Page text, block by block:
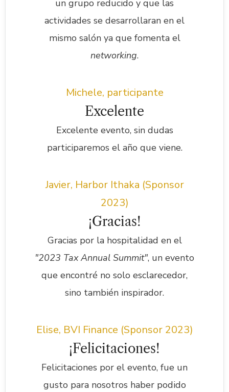
un grupo reducido y que las
actividades se desarrollaran en el
mismo salón ya que fomenta el
networking.
Michele, participante
Excelente
Excelente evento, sin dudas
participaremos el año que viene.
Javier, Harbor Ithaka (Sponsor
2023)
¡Gracias!
Gracias por la hospitalidad en el
"2023 Tax Annual Summit", un evento
que encontré no solo esclarecedor,
sino también inspirador.
Elise, BVI Finance (Sponsor 2023)
¡Felicitaciones!
Felicitaciones por el evento, fue un
gusto para nosotros haber podido